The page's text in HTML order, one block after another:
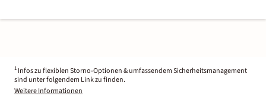
1 Infos zu flexiblen Storno-Optionen & umfassendem Sicherheitsmanagement
sind unter folgendem Link zu finden.
Weitere Informationen